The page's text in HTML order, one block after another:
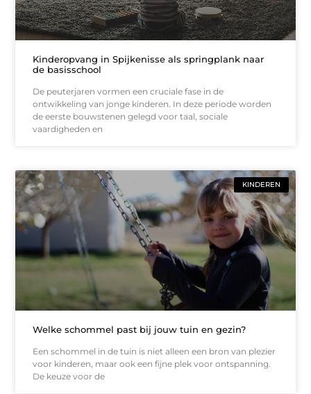
Kinderopvang in Spijkenisse als springplank naar
de basisschool
De peuterjaren vormen een cruciale fase in de
ontwikkeling van jonge kinderen. In deze periode worden
de eerste bouwstenen gelegd voor taal, sociale
vaardigheden en
KINDEREN
Welke schommel past bij jouw tuin en gezin?
Een schommel in de tuin is niet alleen een bron van plezier
voor kinderen, maar ook een fijne plek voor ontspanning.
De keuze voor de